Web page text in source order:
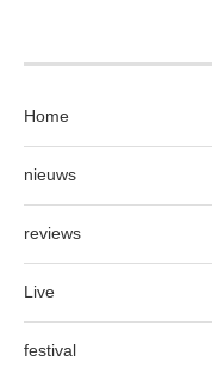
Home
nieuws
reviews
Live
festival